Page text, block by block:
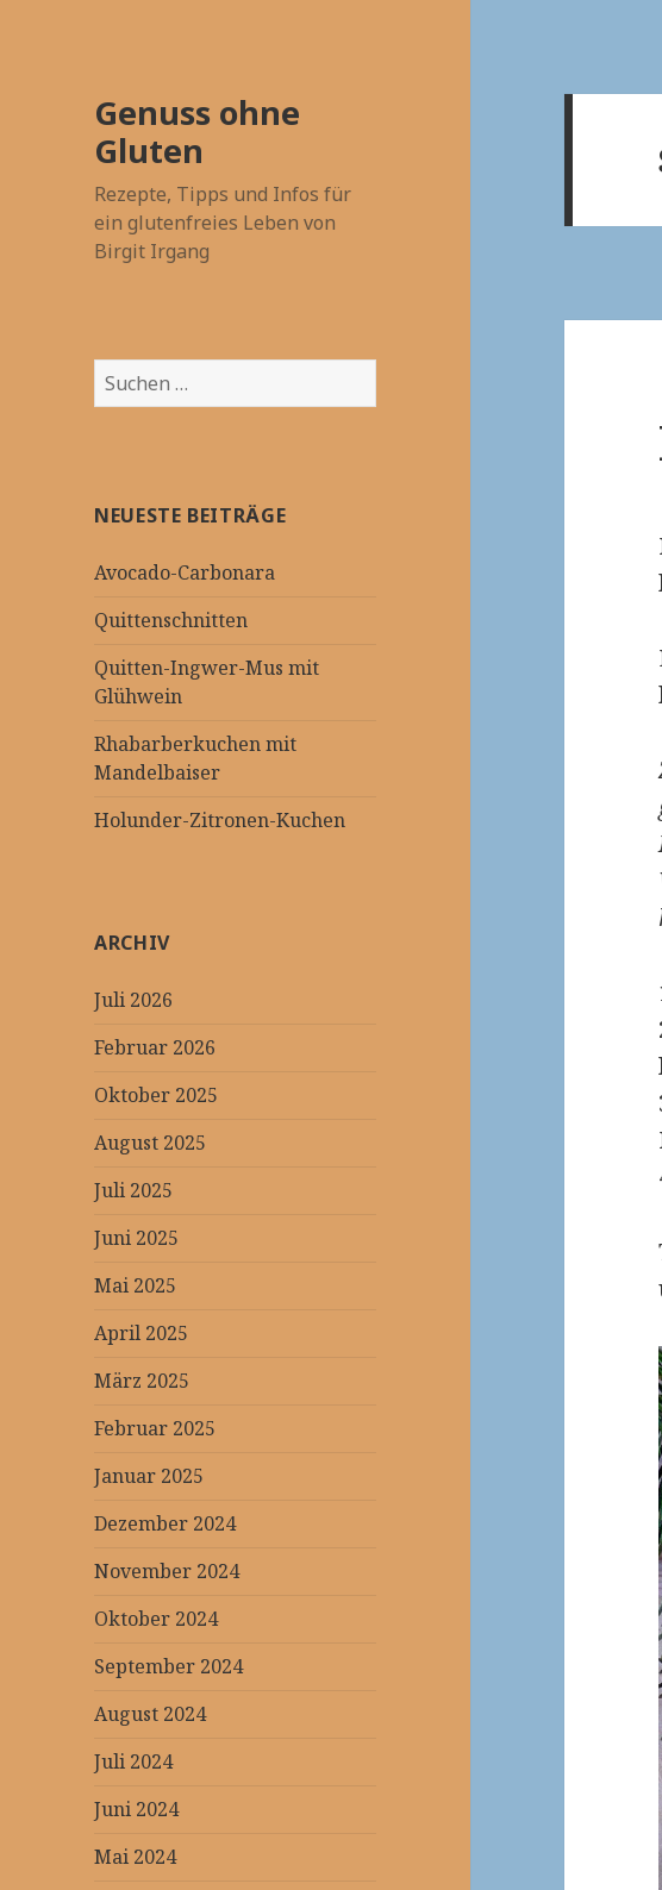
Genuss ohne
Gluten
Rezepte, Tipps und Infos für
ein glutenfreies Leben von
Birgit Irgang
Suchen
nach:
NEUESTE BEITRÄGE
Avocado-Carbonara
Quittenschnitten
Quitten-Ingwer-Mus mit
Glühwein
Rhabarberkuchen mit
Mandelbaiser
Holunder-Zitronen-Kuchen
ARCHIV
Juli 2026
Februar 2026
Oktober 2025
August 2025
Juli 2025
Juni 2025
Mai 2025
April 2025
März 2025
Februar 2025
Januar 2025
Dezember 2024
November 2024
Oktober 2024
September 2024
August 2024
Juli 2024
Juni 2024
Mai 2024